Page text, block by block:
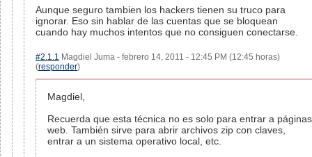
Aunque seguro tambien los hackers tienen su truco para
ignorar. Eso sin hablar de las cuentas que se bloquean
cuando hay muchos intentos que no consiguen conectarse.
#2.1.1 Magdiel Juma - febrero 14, 2011 - 12:45 PM (12:45 horas)
(responder)
Magdiel,
Recuerda que esta técnica no es solo para entrar a páginas
web. También sirve para abrir archivos zip con claves,
entrar a un sistema operativo local, etc.